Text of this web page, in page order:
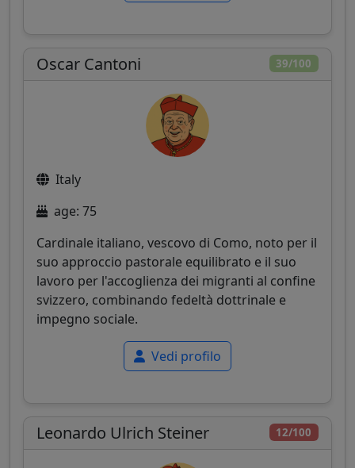
39/100
Oscar Cantoni
Italy
age: 75
Cardinale italiano, vescovo di Como, noto per il
suo approccio pastorale equilibrato e il suo
lavoro per l'accoglienza dei migranti al confine
svizzero, combinando fedeltà dottrinale e
impegno sociale.
Vedi profilo
12/100
Leonardo Ulrich Steiner